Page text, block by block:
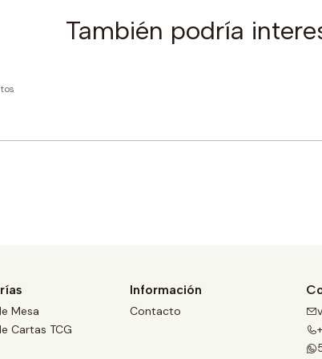
También podría
Mesa
Cartas TCG
Información
Contacto